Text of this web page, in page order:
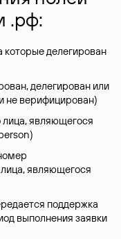
.рф:
которые делегирован
делегирован или
не верифицирован)
лица, являющегося
являющегося
поддержка
выполнения заявки